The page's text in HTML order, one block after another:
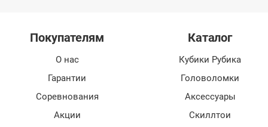
Покупателям
О нас
Гарантии
Соревнования
Акции
Каталог
Кубики Рубика
Головоломки
Аксессуары
Скиллтои